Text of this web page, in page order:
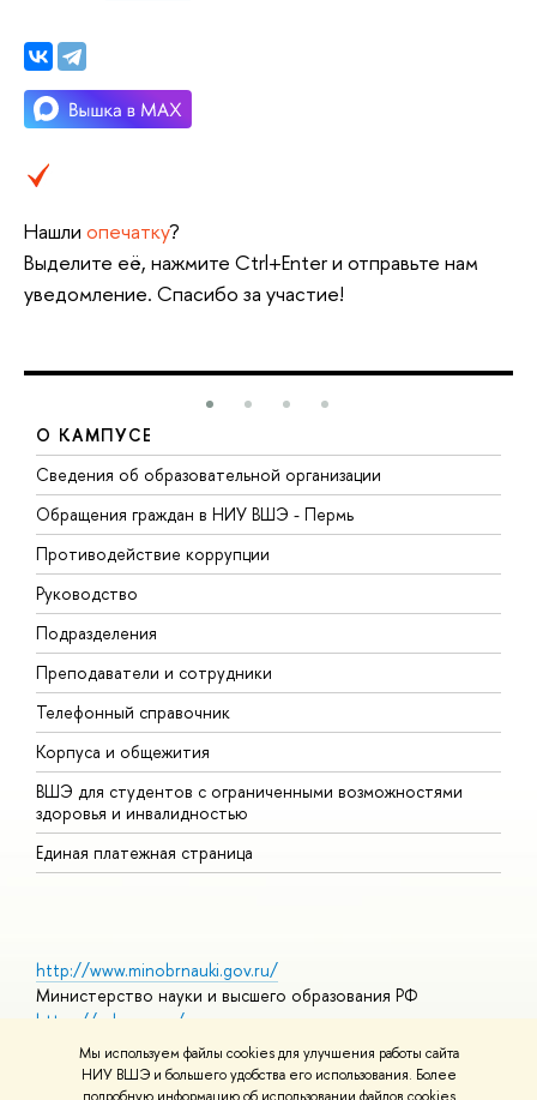
Мы используем файлы cookies для улучшения работы сайта
НИУ ВШЭ и большего удобства его использования. Более
Нашли опечатку?
Выделите её, нажмите Ctrl+Enter и отправьте нам
уведомление. Спасибо за участие!
О КАМПУСЕ
Сведения об образовательной организации
Обращения граждан в НИУ ВШЭ - Пермь
Противодействие коррупции
Руководство
Подразделения
Преподаватели и сотрудники
Телефонный справочник
Корпуса и общежития
ВШЭ для студентов с ограниченными возможностями
здоровья и инвалидностью
Единая платежная страница
http://www.minobrnauki.gov.ru/
Министерство науки и высшего образования РФ
https://edu.gov.ru/
Министерство просвещения РФ
https://elearning.hse.ru/mooc
Массовые открытые онлайн-курсы